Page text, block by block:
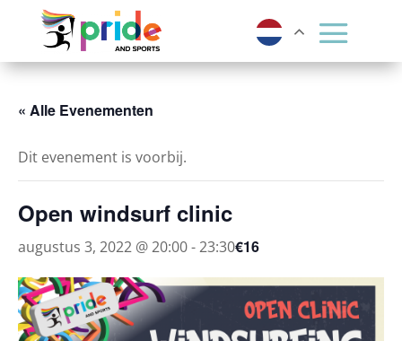
« Alle Evenementen
Dit evenement is voorbij.
Open windsurf clinic
augustus 3, 2022 @ 20:00-23:30€16